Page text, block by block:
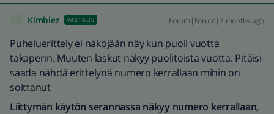
Kimblez VASTAUS Forum|Forum|7 months ago
Puheluerittely ei näköjään näy kun puoli vuotta
takaperin. Muuten laskut näkyy puolitoista vuotta. Pitäisi
saada nähdä erittelynä numero kerrallaan mihin on
soittanut
Liittymän käytön serannassa näkyy numero kerrallaan,